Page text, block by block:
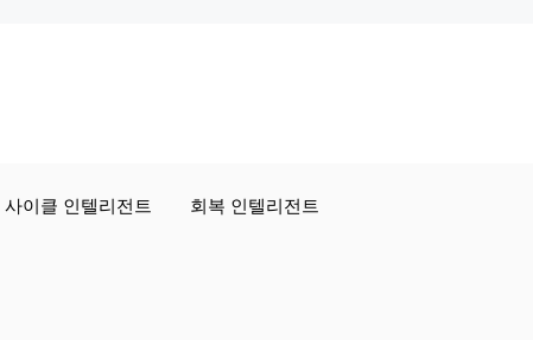
사이클 인텔리전트 회복 인텔리전트